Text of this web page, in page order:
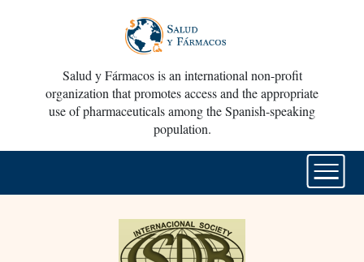
Salud y Fármacos is an international non-profit
organization that promotes access and the appropriate
use of pharmaceuticals among the Spanish-speaking
population.